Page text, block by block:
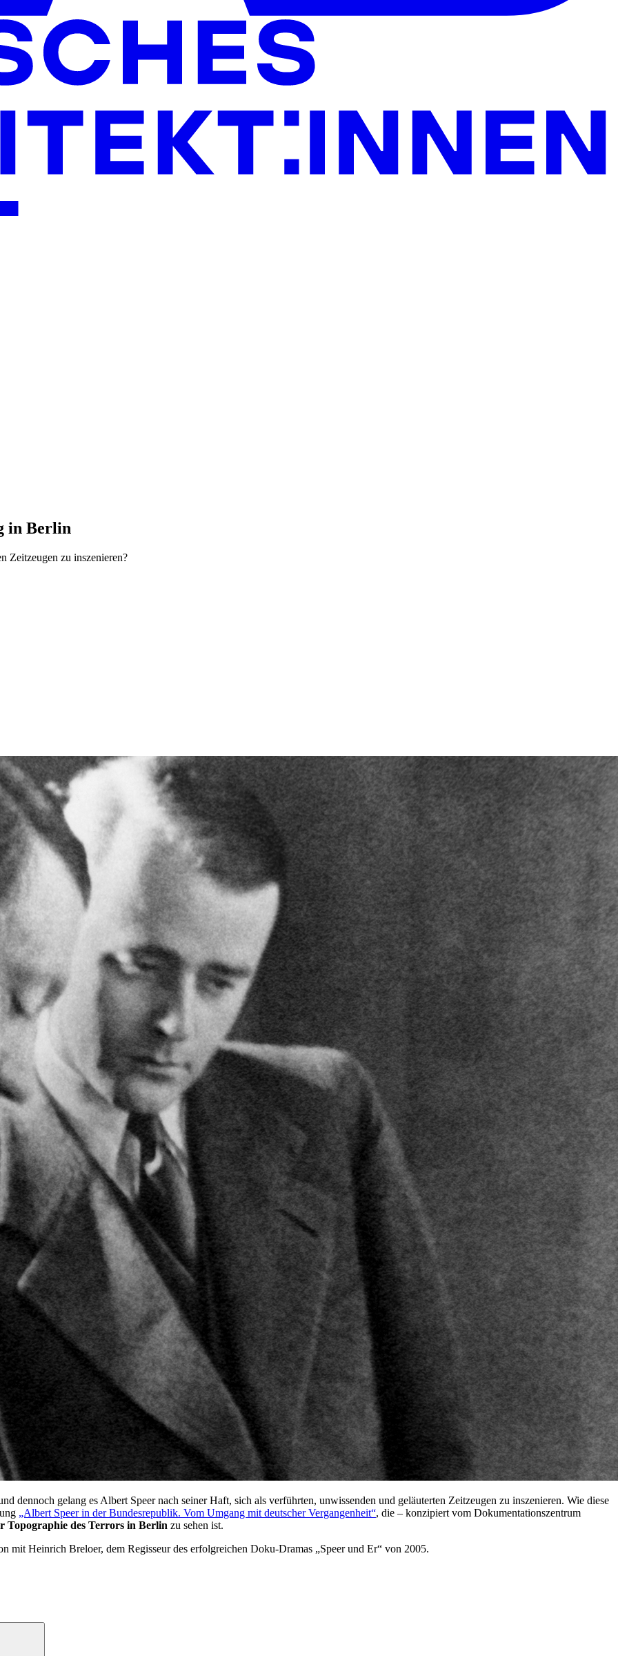
in Berlin
Zeitzeugen zu inszenieren?
dennoch gelang es Albert Speer nach seiner Haft, sich als verführten, unwissenden und geläuterten Zeitzeugen zu inszenieren. Wie diese
„Albert Speer in der Bundesrepublik. Vom Umgang mit deutscher Vergangenheit“, die – konzipiert vom Dokumentationszentrum
Topographie des Terrors in Berlin zu sehen ist.
mit Heinrich Breloer, dem Regisseur des erfolgreichen Doku-Dramas „Speer und Er“ von 2005.